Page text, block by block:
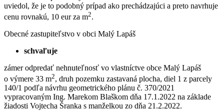
uviedol, že je to podobný prípad ako prechádzajúci a preto navrhuje
cenu rovnakú, 10 eur za m2.
Obecné zastupiteľstvo v obci Malý Lapáš
schvaľuje
zámer odpredať nehnuteľnosť vo vlastníctve obce Malý Lapáš
o výmere 33 m2, druh pozemku zastavaná plocha, diel 1 z parcely
140/1 podľa návrhu geometrického plánu č. 370/2021
vypracovaným Ing. Marekom Blaškom dňa 17.1.2022 na základe
žiadosti Vojtecha Šranka s manželkou zo dňa 21.2.2022.